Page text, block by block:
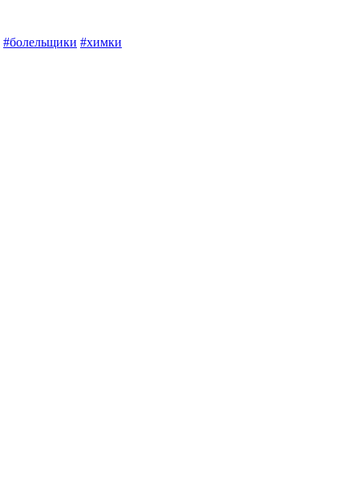
#болельщики #химки